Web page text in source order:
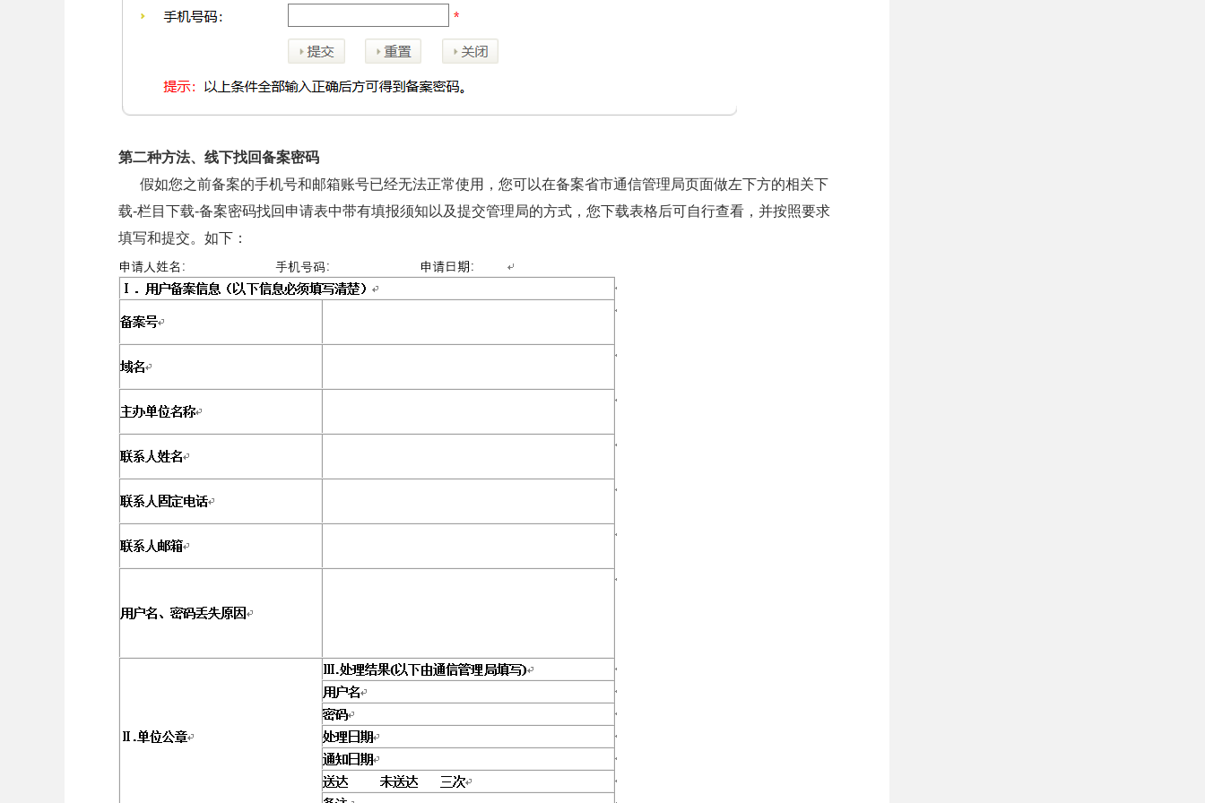
第二种方法、线下找回备案密码
假如您之前备案的手机号和邮箱账号已经无法正常使用，您可以在备案省市通信管理局页面做左下方的相关下
载-栏目下载-备案密码找回申请表中带有填报须知以及提交管理局的方式，您下载表格后可自行查看，并按照要求
填写和提交。如下：